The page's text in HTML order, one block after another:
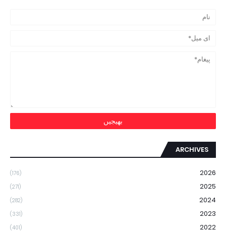
ARCHIVES
2026
(176)
2025
(271)
2024
(282)
2023
(331)
2022
(401)